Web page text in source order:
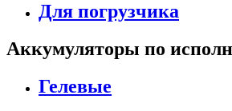
Для погрузчика
Аккумуляторы по
Гелевые